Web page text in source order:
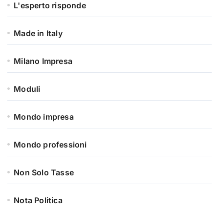
L'esperto risponde
Made in Italy
Milano Impresa
Moduli
Mondo impresa
Mondo professioni
Non Solo Tasse
Nota Politica